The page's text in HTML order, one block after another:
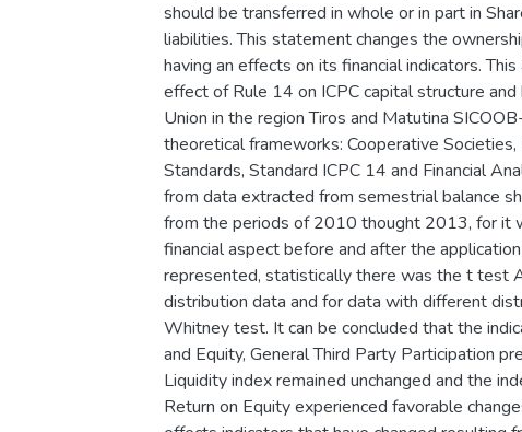
should be transferred in whole or in part in
liabilities. This statement changes the
having an effects on its financial indicators.
effect of Rule 14 on ICPC capital structure
Union in the region Tiros and Matutina
theoretical frameworks: Cooperative
Standards, Standard ICPC 14 and Financial
from data extracted from semestrial balance
from the periods of 2010 thought 2013, for it
financial aspect before and after the
represented, statistically there was the t test
distribution data and for data with different
Whitney test. It can be concluded that the
and Equity, General Third Party Participation
Liquidity index remained unchanged and the
Return on Equity experienced favorable